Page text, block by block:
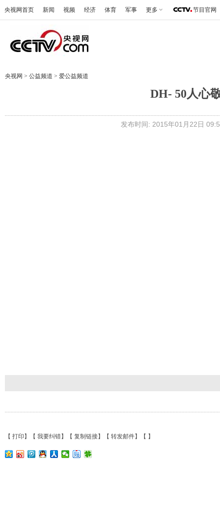
央视网首页 新闻 视频 经济 体育 军事 更多 节目官网
央视网 > 公益频道 > 爱公益频道
DH- 50人心
发布时间: 2015年01月22日
【 打印 】【 我要纠错】【 复制链接】【 转发邮件】【 】